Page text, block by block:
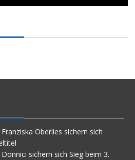
Oberlies sichern sich
sichern sich Sieg beim 3.